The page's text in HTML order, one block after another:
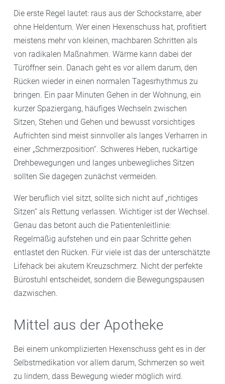
Die erste Regel lautet: raus aus der Schockstarre, aber
ohne Heldentum. Wer einen Hexenschuss hat, profitiert
meistens mehr von kleinen, machbaren Schritten als
von radikalen Maßnahmen. Wärme kann dabei der
Türöffner sein. Danach geht es vor allem darum, den
Rücken wieder in einen normalen Tagesrhythmus zu
bringen. Ein paar Minuten Gehen in der Wohnung, ein
kurzer Spaziergang, häufiges Wechseln zwischen
Sitzen, Stehen und Gehen und bewusst vorsichtiges
Aufrichten sind meist sinnvoller als langes Verharren in
einer „Schmerzposition“. Schweres Heben, ruckartige
Drehbewegungen und langes unbewegliches Sitzen
sollten Sie dagegen zunächst vermeiden.
Wer beruflich viel sitzt, sollte sich nicht auf „richtiges
Sitzen“ als Rettung verlassen. Wichtiger ist der Wechsel.
Genau das betont auch die Patientenleitlinie:
Regelmäßig aufstehen und ein paar Schritte gehen
entlastet den Rücken. Für viele ist das der unterschätzte
Lifehack bei akutem Kreuzschmerz. Nicht der perfekte
Bürostuhl entscheidet, sondern die Bewegungspausen
dazwischen.
Mittel aus der Apotheke
Bei einem unkomplizierten Hexenschuss geht es in der
Selbstmedikation vor allem darum, Schmerzen so weit
zu lindern, dass Bewegung wieder möglich wird.